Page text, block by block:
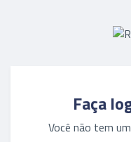
Faça
Você não tem